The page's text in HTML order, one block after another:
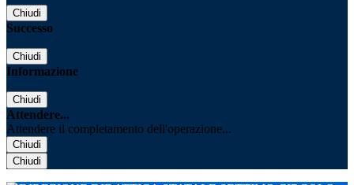
Chiudi
Successo
Chiudi
Informazione
Chiudi
Attendere...
Attendere il completamento dell'operazione...
Chiudi
Chiudi